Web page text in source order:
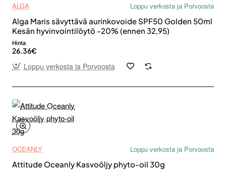
ALGA
Loppu verkosta ja Porvoosta
Alga Maris sävyttävä aurinkovoide SPF50 Golden 50ml
Kesän hyvinvointilöytö -20% (ennen 32,95)
Hinta
26.36€
Loppu verkosta ja Porvoosta
OCEANLY
Loppu verkosta ja Porvoosta
Attitude Oceanly Kasvoöljy phyto-oil 30g